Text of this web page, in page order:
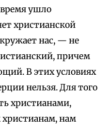
ушло
христианской
нас, — не
причем
В этих условиях
нельзя. Для того
христианами,
нам